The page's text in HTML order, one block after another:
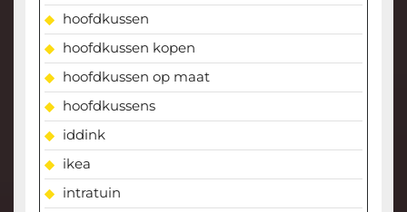
hoofdkussen
hoofdkussen kopen
hoofdkussen op maat
hoofdkussens
iddink
ikea
intratuin